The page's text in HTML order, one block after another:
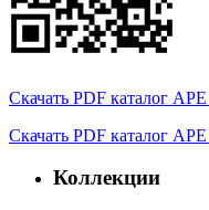
Скачать PDF каталог
Скачать PDF каталог
Коллекции